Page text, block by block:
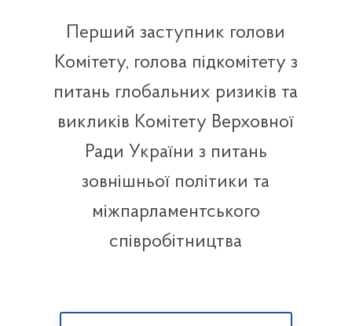
Перший заступник голови
Комітету, голова підкомітету з
питань глобальних ризиків та
викликів Комітету Верховної
Ради України з питань
зовнішньої політики та
міжпарламентського
співробітництва